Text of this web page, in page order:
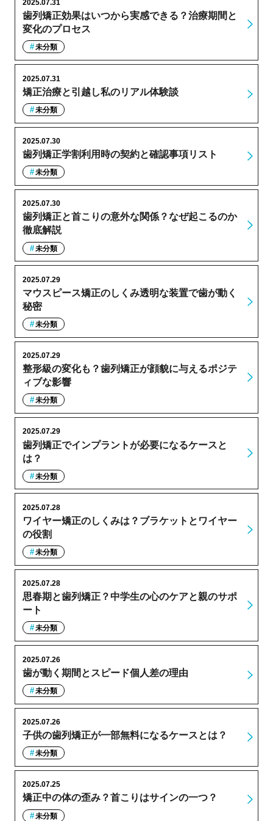
歯列矯正効果はいつから実感できる？治療期間と
変化のプロセス
2025.07.31
未分類
矯正治療と引越し私のリアル体験談
2025.07.31
未分類
歯列矯正学割利用時の契約と確認事項リスト
2025.07.30
未分類
歯列矯正と首こりの意外な関係？なぜ起こるのか
徹底解説
2025.07.30
未分類
マウスピース矯正のしくみ透明な装置で歯が動く
秘密
2025.07.29
未分類
整形級の変化も？歯列矯正が顔貌に与えるポジテ
ィブな影響
2025.07.29
未分類
歯列矯正でインプラントが必要になるケースと
は？
2025.07.29
未分類
ワイヤー矯正のしくみは？ブラケットとワイヤー
の役割
2025.07.28
未分類
思春期と歯列矯正？中学生の心のケアと親のサポ
ート
2025.07.28
未分類
歯が動く期間とスピード個人差の理由
2025.07.26
未分類
子供の歯列矯正が一部無料になるケースとは？
2025.07.26
未分類
矯正中の体の歪み？首こりはサインの一つ？
2025.07.25
未分類